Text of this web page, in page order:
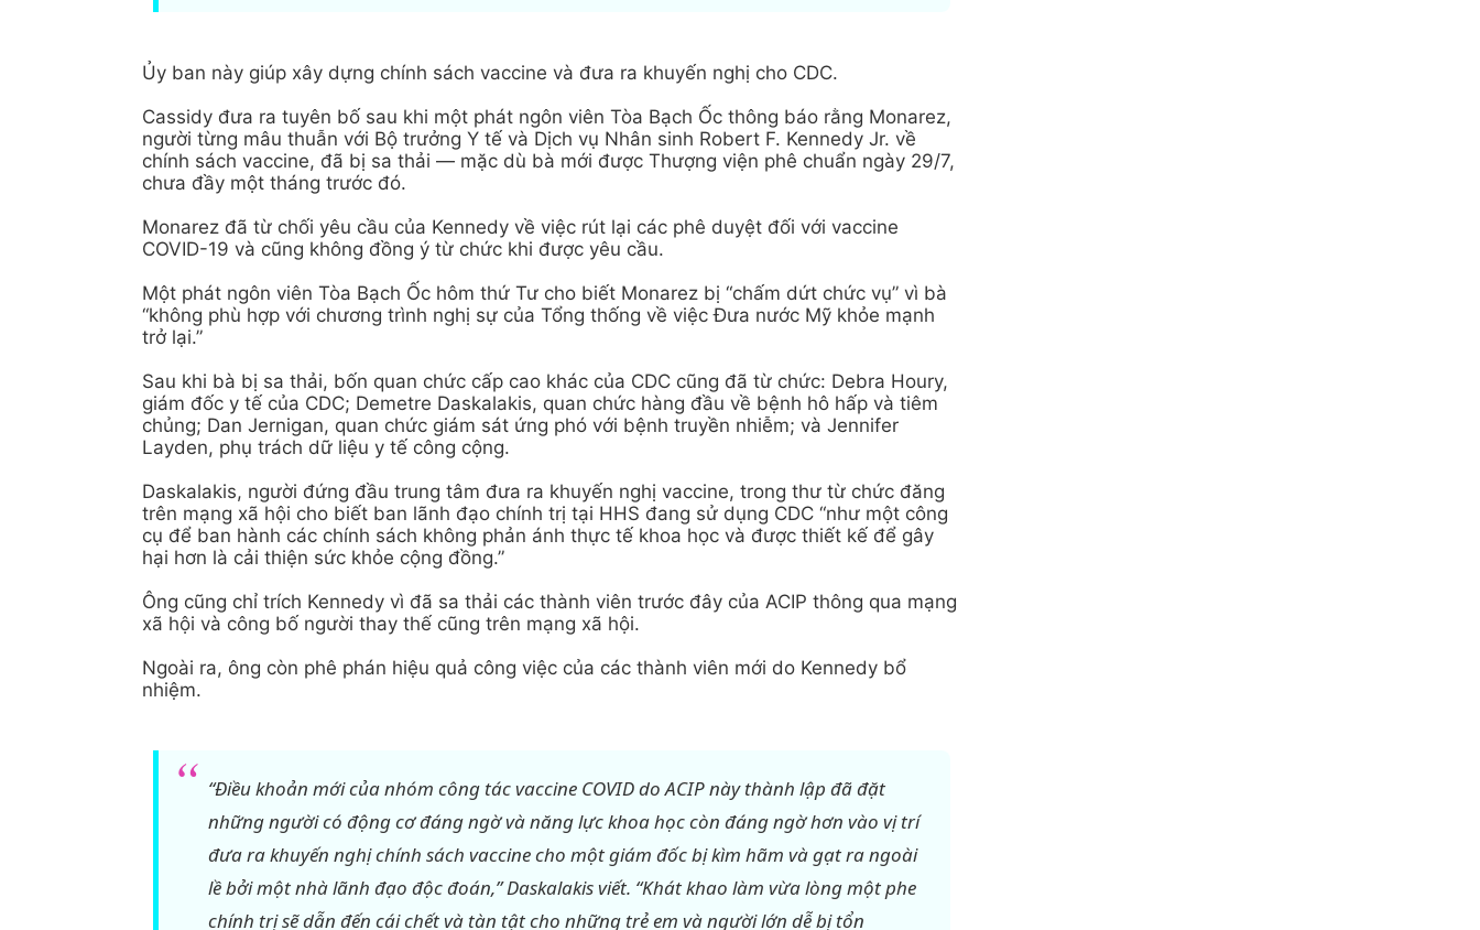
Ủy ban này giúp xây dựng chính sách vaccine và đưa ra khuyến nghị cho CDC.
Cassidy đưa ra tuyên bố sau khi một phát ngôn viên Tòa Bạch Ốc thông báo rằng Monarez,
người từng mâu thuẫn với Bộ trưởng Y tế và Dịch vụ Nhân sinh Robert F. Kennedy Jr. về
chính sách vaccine, đã bị sa thải — mặc dù bà mới được Thượng viện phê chuẩn ngày 29/7,
chưa đầy một tháng trước đó.
Monarez đã từ chối yêu cầu của Kennedy về việc rút lại các phê duyệt đối với vaccine
COVID-19 và cũng không đồng ý từ chức khi được yêu cầu.
Một phát ngôn viên Tòa Bạch Ốc hôm thứ Tư cho biết Monarez bị “chấm dứt chức vụ” vì bà
“không phù hợp với chương trình nghị sự của Tổng thống về việc Đưa nước Mỹ khỏe mạnh
trở lại.”
Sau khi bà bị sa thải, bốn quan chức cấp cao khác của CDC cũng đã từ chức: Debra Houry,
giám đốc y tế của CDC; Demetre Daskalakis, quan chức hàng đầu về bệnh hô hấp và tiêm
chủng; Dan Jernigan, quan chức giám sát ứng phó với bệnh truyền nhiễm; và Jennifer
Layden, phụ trách dữ liệu y tế công cộng.
Daskalakis, người đứng đầu trung tâm đưa ra khuyến nghị vaccine, trong thư từ chức đăng
trên mạng xã hội cho biết ban lãnh đạo chính trị tại HHS đang sử dụng CDC “như một công
cụ để ban hành các chính sách không phản ánh thực tế khoa học và được thiết kế để gây
hại hơn là cải thiện sức khỏe cộng đồng.”
Ông cũng chỉ trích Kennedy vì đã sa thải các thành viên trước đây của ACIP thông qua mạng
xã hội và công bố người thay thế cũng trên mạng xã hội.
Ngoài ra, ông còn phê phán hiệu quả công việc của các thành viên mới do Kennedy bổ
nhiệm.
“Điều khoản mới của nhóm công tác vaccine COVID do ACIP này thành lập đã đặt
những người có động cơ đáng ngờ và năng lực khoa học còn đáng ngờ hơn vào vị trí
đưa ra khuyến nghị chính sách vaccine cho một giám đốc bị kìm hãm và gạt ra ngoài
lề bởi một nhà lãnh đạo độc đoán,” Daskalakis viết. “Khát khao làm vừa lòng một phe
chính trị sẽ dẫn đến cái chết và tàn tật cho những trẻ em và người lớn dễ bị tổn